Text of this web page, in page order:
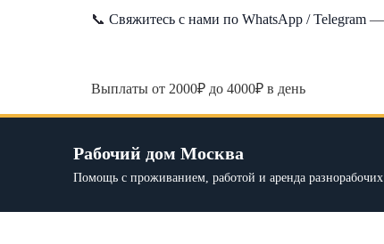
📞 Свяжитесь с нами по WhatsApp / Telegram —
Выплаты от 2000₽ до 4000₽ в день
Рабочий дом Москва
Помощь с проживанием, работой и аренда разнорабочих